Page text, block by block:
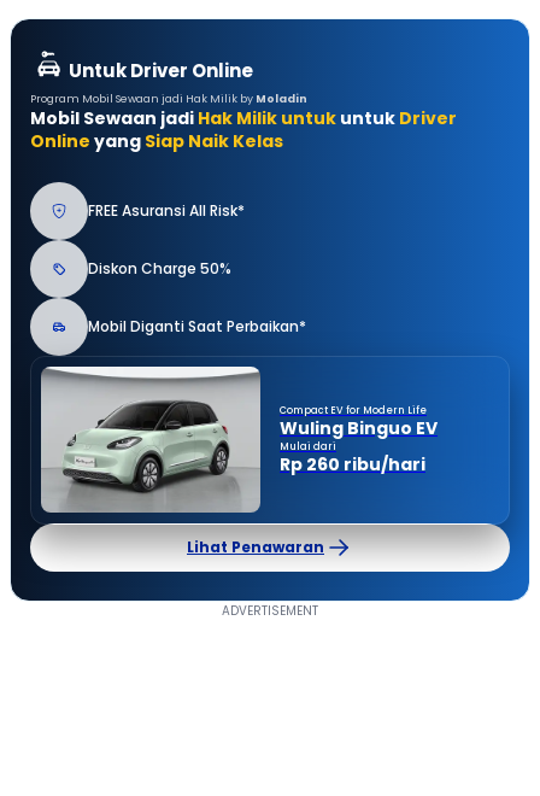
Untuk Driver Online
Program Mobil Sewaan jadi Hak Milik by Moladin
Mobil Sewaan jadi Hak Milik untuk untuk Driver
Online yang Siap Naik Kelas
FREE Asuransi All Risk*
Diskon Charge 50%
Mobil Diganti Saat Perbaikan*
Compact EV for Modern Life
Wuling Binguo EV
Mulai dari
Rp 260 ribu/hari
Lihat Penawaran